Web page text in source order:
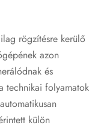
rögzítésre kerülő
azon
és
technikai folyamatok
külön